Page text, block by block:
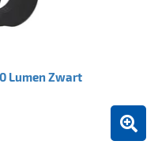
Lumen Zwart